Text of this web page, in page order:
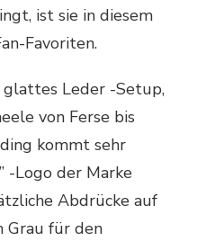
ist sie in diesem
Favoriten.
glattes Leder -Setup,
von Ferse bis
kommt sehr
-Logo der Marke
Abdrücke auf
Grau für den